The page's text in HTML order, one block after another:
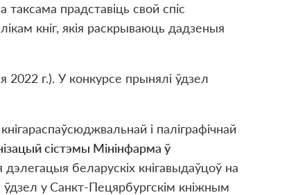
прадставіць свой спіс
кніг, якія раскрываюць дадзеныя
2022 г.). У конкурсе прынялі ўдзел
і паліграфічнай
сістэмы Мінінфарма ў
беларускіх кнігавыдаўцоў на
ўдзел уСанкт-Пецярбургскім кніжным